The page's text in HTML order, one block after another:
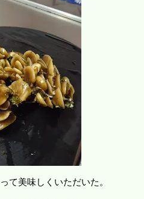
て美味しくいただいた。